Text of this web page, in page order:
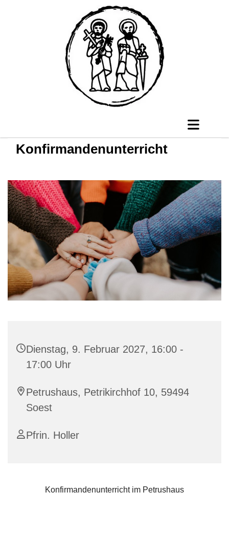
Konfirmandenunterricht
Dienstag, 9. Februar 2027, 16:00 -
17:00 Uhr
Petrushaus, Petrikirchhof 10, 59494
Soest
Pfrin. Holler
Konfirmandenunterricht im Petrushaus